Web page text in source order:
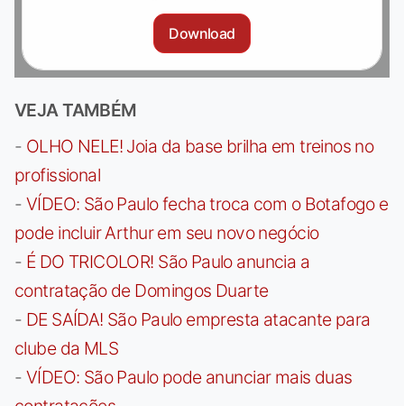
Download
VEJA TAMBÉM
- OLHO NELE! Joia da base brilha em treinos no
profissional
- VÍDEO: São Paulo fecha troca com o Botafogo e
pode incluir Arthur em seu novo negócio
- É DO TRICOLOR! São Paulo anuncia a
contratação de Domingos Duarte
- DE SAÍDA! São Paulo empresta atacante para
clube da MLS
- VÍDEO: São Paulo pode anunciar mais duas